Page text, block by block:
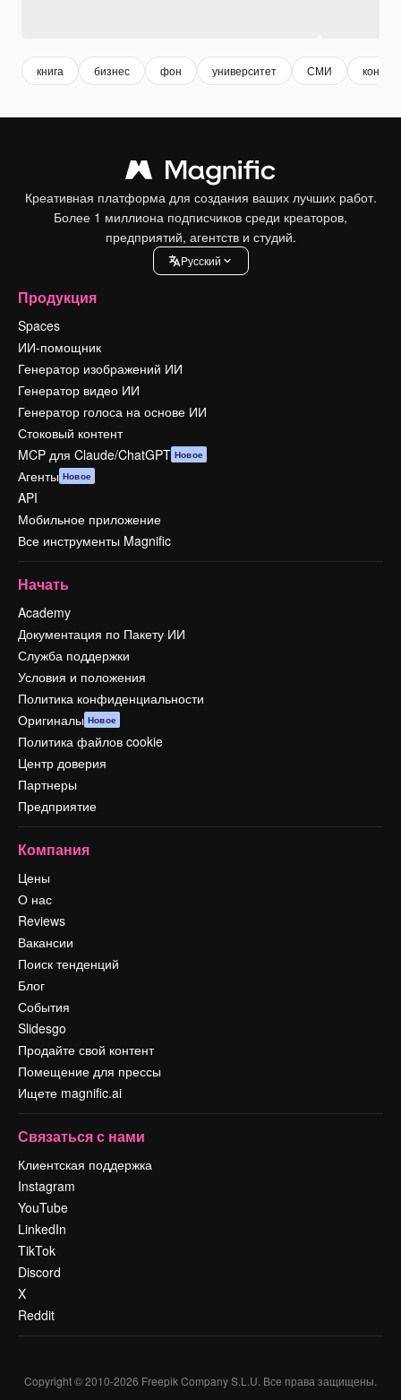
книга бизнес фон университет СМИ
Креативная платформа для создания ваших лучших работ.
Более 1 миллиона подписчиков среди креаторов,
предприятий, агентств и студий.
Pусский
Продукция
Spaces
ИИ-помощник
Генератор изображений ИИ
Генератор видео ИИ
Генератор голоса на основе ИИ
Стоковый контент
MCP для Claude/ChatGPT Новое
Агенты Новое
API
Мобильное приложение
Все инструменты Magnific
Начать
Academy
Документация по Пакету ИИ
Служба поддержки
Условия и положения
Политика конфиденциальности
Оригиналы Новое
Политика файлов cookie
Центр доверия
Партнеры
Предприятие
Компания
Цены
О нас
Reviews
Вакансии
Поиск тенденций
Блог
События
Slidesgo
Продайте свой контент
Помещение для прессы
Ищете magnific.ai
Связаться с нами
Клиентская поддержка
Instagram
YouTube
LinkedIn
TikTok
Discord
X
Reddit
Copyright © 2010-2026 Freepik Company S.L.U. Все права защищены.